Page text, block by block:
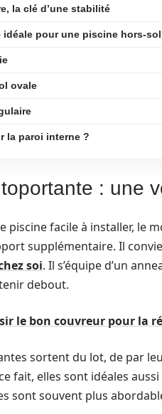
la clé d’une stabilité
idéale pour une piscine hors-
ovale
la paroi interne ?
: une
piscine facile à installer, le
supplémentaire. Il
soi. Il s’équipe d’un
debout.
le bon couvreur pour la
sortent du lot, de par
fait, elles sont idéales
sont souvent plus